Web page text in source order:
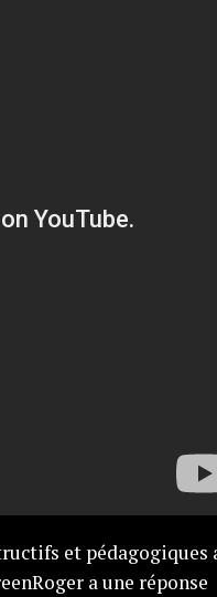
et pédagogiques
a une réponse